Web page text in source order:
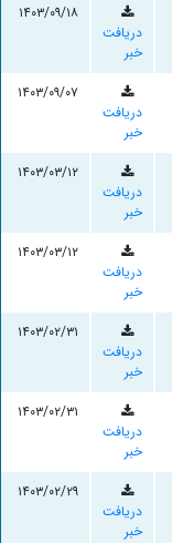
دریافت
خبر
۱۴۰۳/۰۹/۱۸
دریافت
خبر
۱۴۰۳/۰۹/۰۷
دریافت
خبر
۱۴۰۳/۰۳/۱۲
دریافت
خبر
۱۴۰۳/۰۳/۱۲
دریافت
خبر
۱۴۰۳/۰۲/۳۱
دریافت
خبر
۱۴۰۳/۰۲/۳۱
دریافت
خبر
۱۴۰۳/۰۲/۲۹